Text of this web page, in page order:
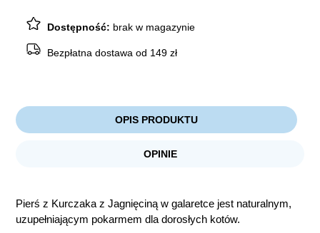
Dostępność: brak w magazynie
Bezpłatna dostawa od 149 zł
OPIS PRODUKTU
OPINIE
Pierś z Kurczaka z Jagnięciną w galaretce jest naturalnym,
uzupełniającym pokarmem dla dorosłych kotów.